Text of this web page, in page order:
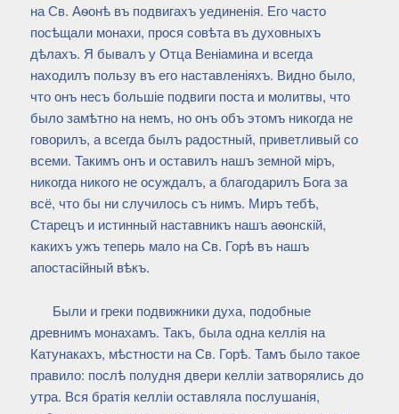
на Св. Аѳонѣ въ подвигахъ уединенія. Его часто
посѣщали монахи, прося совѣта въ духовныхъ
дѣлахъ. Я бывалъ у Отца Веніамина и всегда
находилъ пользу въ его наставленіяхъ. Видно было,
что онъ несъ большіе подвиги поста и молитвы, что
было замѣтно на немъ, но онъ объ этомъ никогда не
говорилъ, а всегда былъ радостный, приветливый со
всеми. Такимъ онъ и оставилъ нашъ земной міръ,
никогда никого не осуждалъ, а благодарилъ Бога за
всё, что бы ни случилось съ нимъ. Миръ тебѣ,
Старецъ и истинный наставникъ нашъ аѳонскій,
какихъ ужъ теперь мало на Св. Горѣ въ нашъ
апостасійный вѣкъ.
Были и греки подвижники духа, подобные
древнимъ монахамъ. Такъ, была одна келлія на
Катунакахъ, мѣстности на Св. Горѣ. Тамъ было такое
правило: послѣ полудня двери келліи затворялись до
утра. Вся братія келліи оставляла послушанія,